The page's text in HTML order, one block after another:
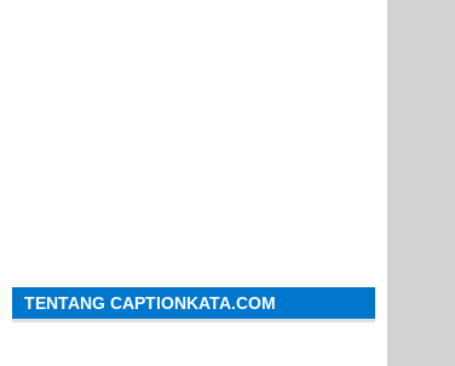
TENTANG CAPTIONKATA.COM